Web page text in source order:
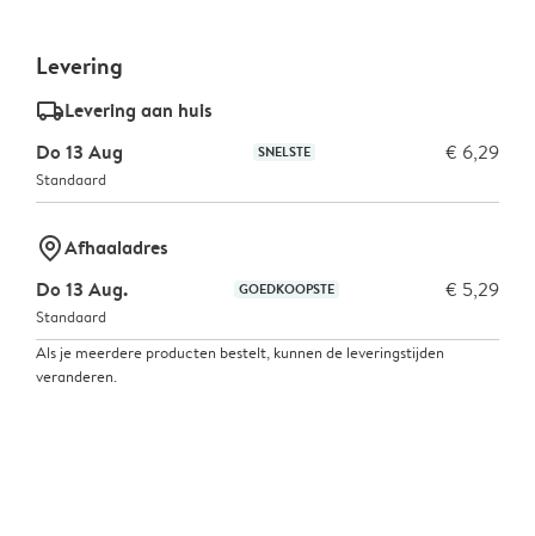
Levering
delivery_standard_v2Levering aan huis
Do 13 Aug
SNELSTE € 6,29
Standaard
marker-pinAfhaaladres
Do 13 Aug.
GOEDKOOPSTE € 5,29
Standaard
Als je meerdere producten bestelt, kunnen de leveringstijden
veranderen.